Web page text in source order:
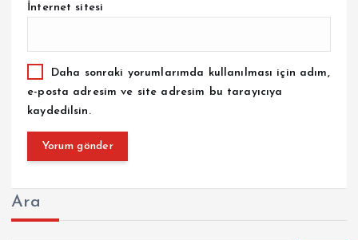
İnternet sitesi
Daha sonraki yorumlarımda kullanılması için adım,
e-posta adresim ve site adresim bu tarayıcıya
kaydedilsin.
Ara